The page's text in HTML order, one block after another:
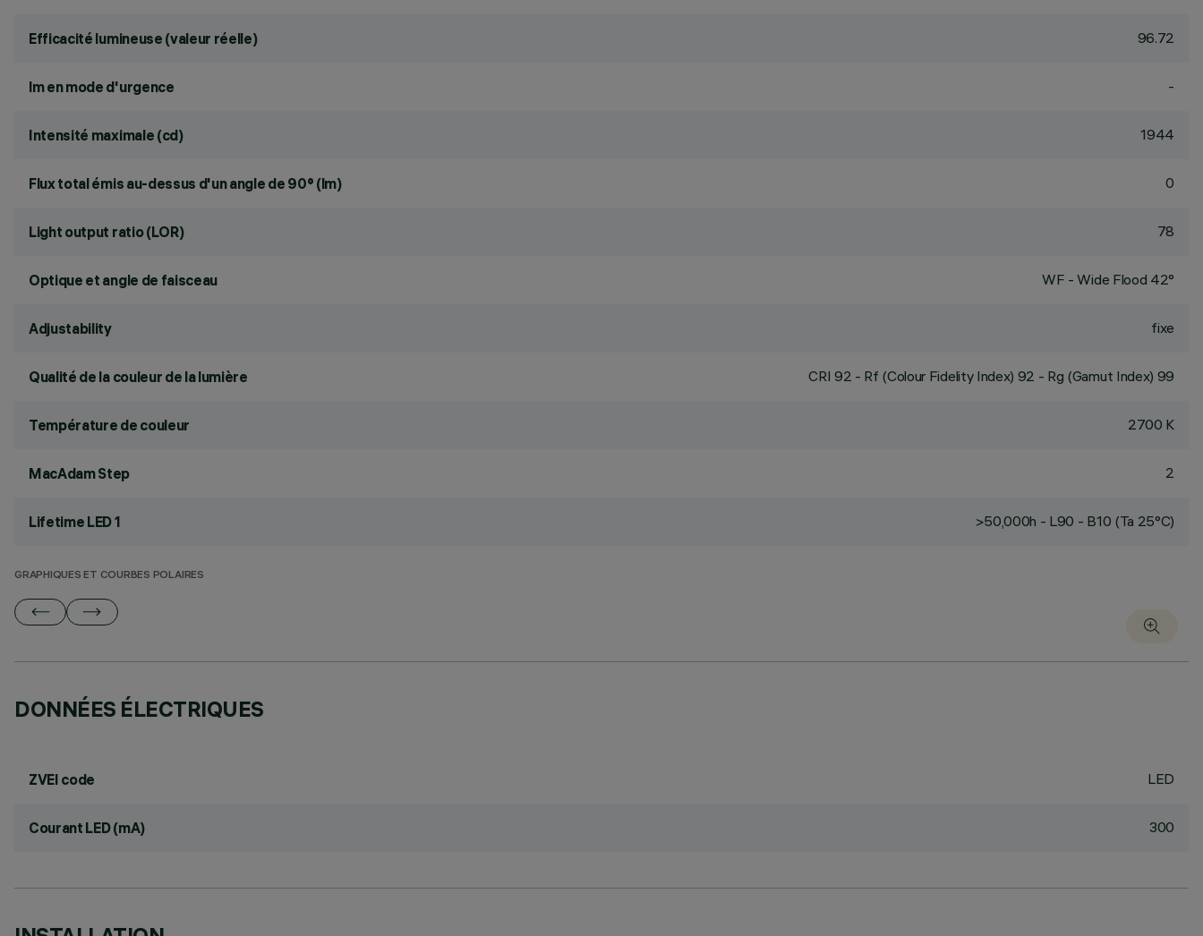
Efficacité lumineuse (valeur réelle) 96.72
lm en mode d'urgence -
Intensité maximale (cd) 1944
Flux total émis au-dessus d'un angle de 90° (lm) 0
Light output ratio (LOR) 78
Optique et angle de faisceau WF - Wide Flood 42°
Adjustability fixe
Qualité de la couleur de la lumière CRI 92 - Rf (Colour Fidelity Index) 92 - Rg (Gamut Index) 99
Température de couleur 2700 K
MacAdam Step 2
Lifetime LED 1 >50,000h - L90 - B10 (Ta 25°C)
GRAPHIQUES ET COURBES POLAIRES
DONNÉES ÉLECTRIQUES
ZVEI code LED
Courant LED (mA) 300